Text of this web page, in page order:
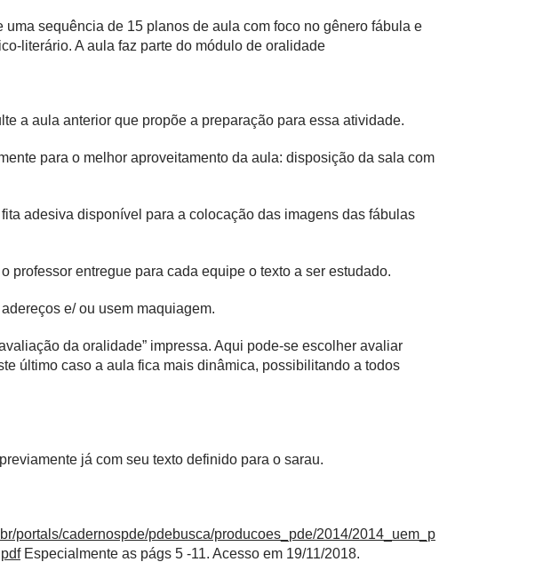
uma sequência de 15 planos de aula com foco no gênero fábula e
literário. A aula faz parte do módulo de oralidade
a aula anterior que propõe a preparação para essa atividade.
para o melhor aproveitamento da aula: disposição da sala com
adesiva disponível para a colocação das imagens das fábulas
professor entregue para cada equipe o texto a ser estudado.
e/ ou usem maquiagem.
da oralidade” impressa. Aqui pode-se escolher avaliar
último caso a aula fica mais dinâmica, possibilitando a todos
já com seu texto definido para o sarau.
portals/cadernospde/pdebusca/producoes_pde/2014/2014_uem_p
Especialmente as págs 5 -11. Acesso em 19/11/2018.